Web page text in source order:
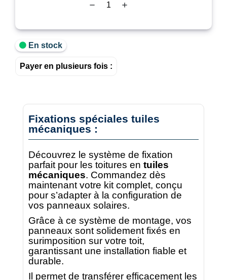
remove add
En stock
Payer en plusieurs fois :
Fixations spéciales tuiles
mécaniques :
Découvrez le système de fixation
parfait pour les toitures en tuiles
mécaniques. Commandez dès
maintenant votre kit complet, conçu
pour s’adapter à la configuration de
vos panneaux solaires.
Grâce à ce système de montage, vos
panneaux sont solidement fixés en
surimposition sur votre toit,
garantissant une installation fiable et
durable.
Il permet de transférer efficacement les